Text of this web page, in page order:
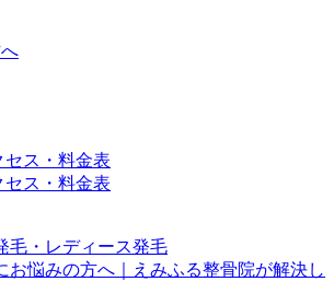
ス・料金表
セス・料金表
毛・レディース発毛
お悩みの方へ｜えみふる整骨院が解決し